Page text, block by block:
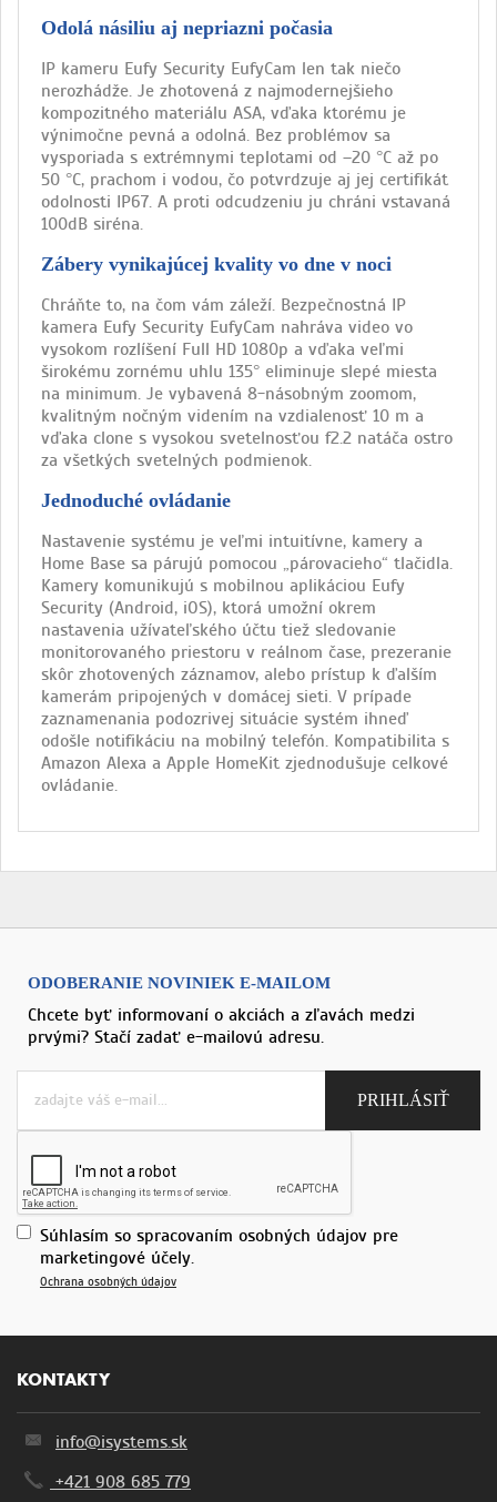
Odolá násiliu aj nepriazni počasia
IP kameru Eufy Security EufyCam len tak niečo
nerozhádže. Je zhotovená z najmodernejšieho
kompozitného materiálu ASA, vďaka ktorému je
výnimočne pevná a odolná. Bez problémov sa
vysporiada s extrémnymi teplotami od –20 °C až po
50 °C, prachom i vodou, čo potvrdzuje aj jej certifikát
odolnosti IP67. A proti odcudzeniu ju chráni vstavaná
100dB siréna.
Zábery vynikajúcej kvality vo dne v noci
Chráňte to, na čom vám záleží. Bezpečnostná IP
kamera Eufy Security EufyCam nahráva video vo
vysokom rozlíšení Full HD 1080p a vďaka veľmi
širokému zornému uhlu 135° eliminuje slepé miesta
na minimum. Je vybavená 8-násobným zoomom,
kvalitným nočným videním na vzdialenosť 10 m a
vďaka clone s vysokou svetelnosťou f2.2 natáča ostro
za všetkých svetelných podmienok.
Jednoduché ovládanie
Nastavenie systému je veľmi intuitívne, kamery a
Home Base sa párujú pomocou „párovacieho“ tlačidla.
Kamery komunikujú s mobilnou aplikáciou Eufy
Security (Android, iOS), ktorá umožní okrem
nastavenia užívateľského účtu tiež sledovanie
monitorovaného priestoru v reálnom čase, prezeranie
skôr zhotovených záznamov, alebo prístup k ďalším
kamerám pripojených v domácej sieti. V prípade
zaznamenania podozrivej situácie systém ihneď
odošle notifikáciu na mobilný telefón. Kompatibilita s
Amazon Alexa a Apple HomeKit zjednodušuje celkové
ovládanie.
ODOBERANIE NOVINIEK E-MAILOM
Chcete byť informovaní o akciách a zľavách medzi
prvými? Stačí zadať e-mailovú adresu.
Súhlasím so spracovaním osobných údajov pre
marketingové účely.
Ochrana osobných údajov
KONTAKTY
info@isystems.sk
+421 908 685 779